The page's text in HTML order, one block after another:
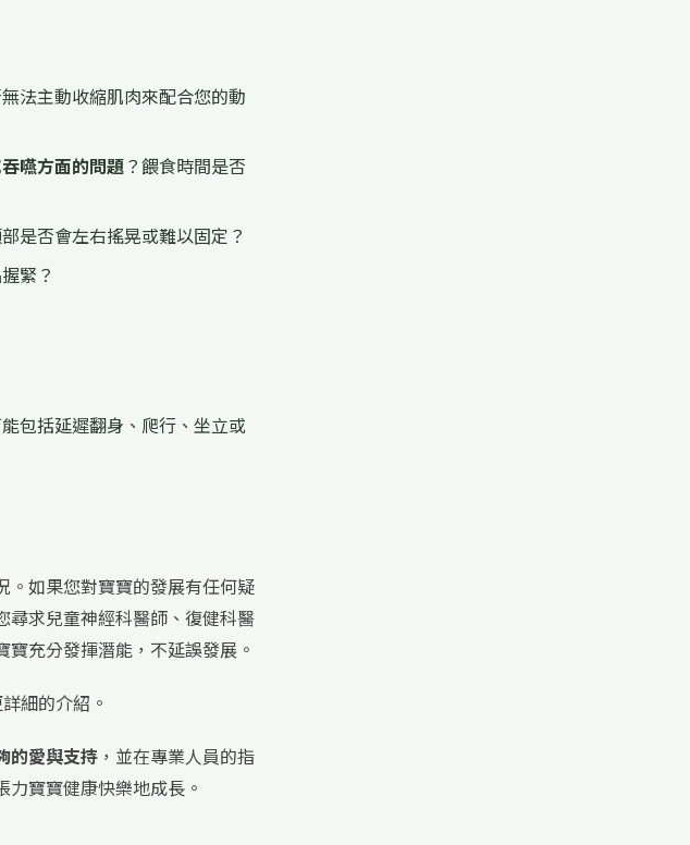
法主動收縮肌肉來配合您的動
嚥方面的問題？餵食時間是否
是否會左右搖晃或難以固定？
緊？
包括延遲翻身、爬行、坐立或
。如果您對寶寶的發展有任何疑
尋求兒童神經科醫師、復健科醫
充分發揮潛能，不延誤發展。
細的介紹。
的愛與支持 ，並在專業人員的指
寶寶健康快樂地成長。